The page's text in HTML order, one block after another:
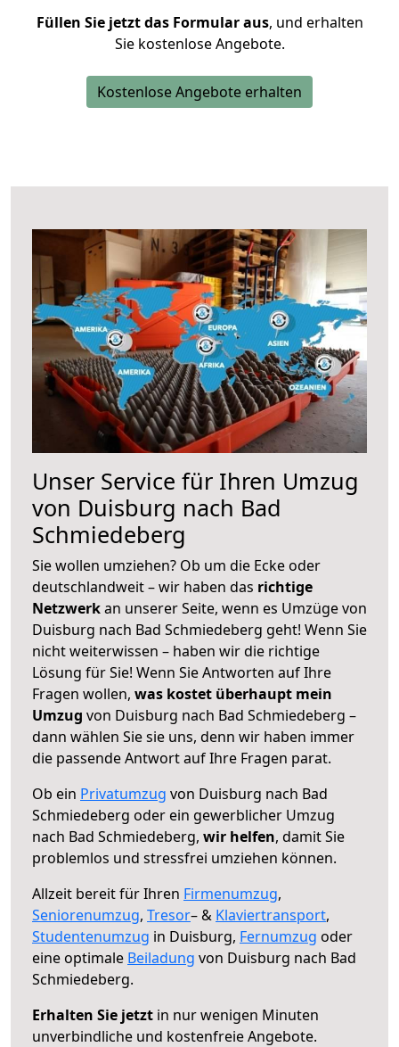
Füllen Sie jetzt das Formular aus, und erhalten
Sie kostenlose Angebote.
Kostenlose Angebote erhalten
Unser Service für Ihren Umzug
von Duisburg nach Bad
Schmiedeberg
Sie wollen umziehen? Ob um die Ecke oder
deutschlandweit – wir haben das richtige
Netzwerkan unserer Seite, wenn es Umzüge von
Duisburg nach Bad Schmiedeberg geht! Wenn Sie
nicht weiterwissen – haben wir die richtige
Lösung für Sie! Wenn Sie Antworten auf Ihre
Fragen wollen, was kostet überhaupt mein
Umzug von Duisburg nach Bad Schmiedeberg –
dann wählen Sie sie uns, denn wir haben immer
die passende Antwort auf Ihre Fragen parat.
Ob ein Privatumzug von Duisburg nach Bad
Schmiedeberg oder ein gewerblicher Umzug
nach Bad Schmiedeberg, wir helfen, damit Sie
problemlos und stressfrei umziehen können.
Allzeit bereit für Ihren Firmenumzug,
Seniorenumzug, Tresor– & Klaviertransport,
Studentenumzug in Duisburg, Fernumzug oder
eine optimale Beiladung von Duisburg nach Bad
Schmiedeberg.
Erhalten Sie jetzt in nur wenigen Minuten
unverbindliche und kostenfreie Angebote.